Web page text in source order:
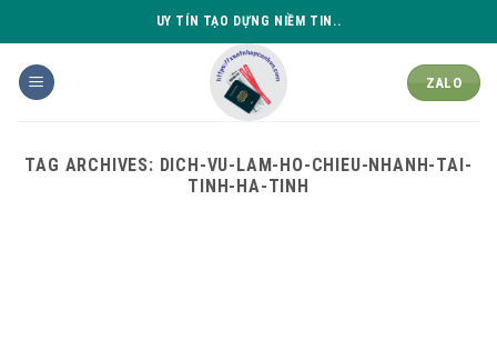
to
content
UY TÍN TẠO DỰNG NIỀM TIN..
ZALO
TAG ARCHIVES: DICH-VU-LAM-HO-CHIEU-NHANH-TAI-
TINH-HA-TINH